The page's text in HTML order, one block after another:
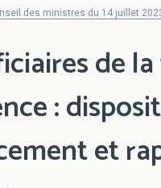
des ministres du 14 juillet
de
:
et